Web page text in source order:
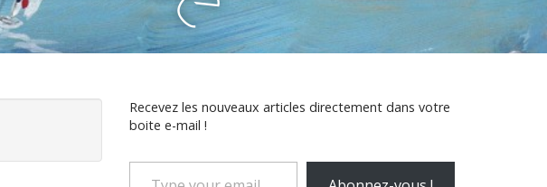
Recevez les nouveaux articles directement dans votre
boite e-mail !